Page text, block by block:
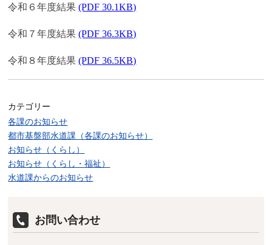
令和６年度結果(PDF 30.1KB)
令和７年度結果(PDF 36.3KB)
令和８年度結果(PDF 36.5KB)
カテゴリー
各課のお知らせ
都市基盤部水道課（各課のお知らせ）
お知らせ（くらし）
お知らせ（くらし・福祉）
水道課からのお知らせ
お問い合わせ